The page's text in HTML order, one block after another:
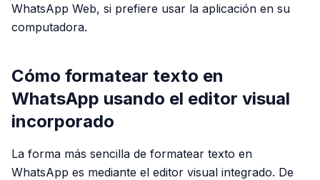
WhatsApp Web, si prefiere usar la aplicación en su
computadora.
Cómo formatear texto en
WhatsApp usando el editor visual
incorporado
La forma más sencilla de formatear texto en
WhatsApp es mediante el editor visual integrado. De